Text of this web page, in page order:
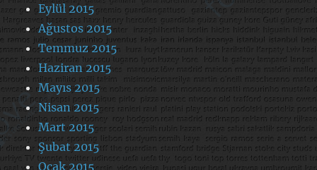
Eylül 2015
Ağustos 2015
Temmuz 2015
Haziran 2015
Mayıs 2015
Nisan 2015
Mart 2015
Şubat 2015
Ocak 2015